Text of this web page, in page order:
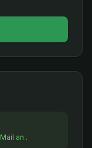
an .